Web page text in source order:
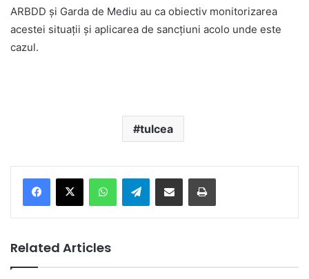
ARBDD și Garda de Mediu au ca obiectiv monitorizarea
acestei situații și aplicarea de sancțiuni acolo unde este
cazul.
tulcea
Telegram
Related Articles